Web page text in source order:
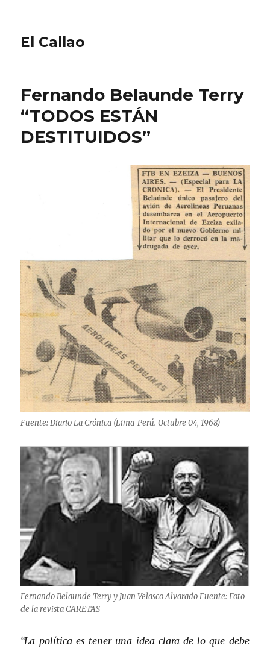
El Callao
Fernando Belaunde Terry
“TODOS ESTÁN
DESTITUIDOS”
Fuente: Diario La Crónica (Lima-Perú. Octubre 04, 1968)
Fernando Belaunde Terry y Juan Velasco Alvarado Fuente: Foto
de la revista CARETAS
“La política es tener una idea clara de lo que debe